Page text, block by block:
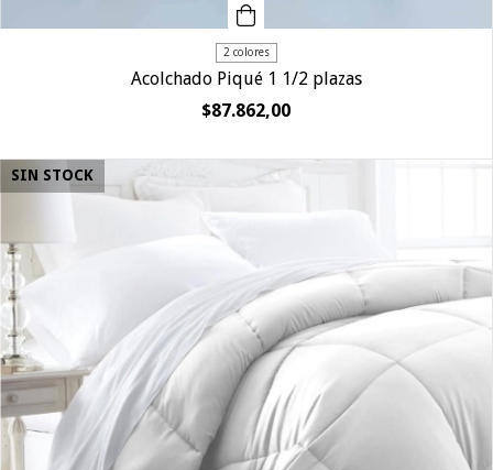
2 colores
Acolchado Piqué 1 1/2 plazas
$87.862,00
SIN STOCK